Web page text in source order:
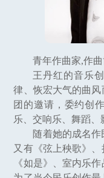
青年作曲家,作曲
王丹红的音乐
律、恢宏大气的曲
团的邀请，委约创
乐、交响乐、舞蹈、
随着她的成名
又有《弦上秧歌》
《如是》、室内乐